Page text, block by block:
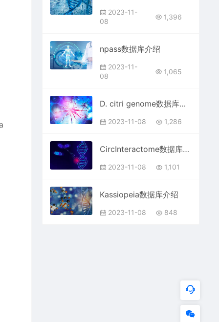
2023-11-
08
1,396
npass数据库介绍
2023-11-
08
1,065
D. citri genome数据库介绍
2023-11-08 1,286
CircInteractome数据库介绍
2023-11-08 1,101
Kassiopeia数据库介绍
2023-11-08 848